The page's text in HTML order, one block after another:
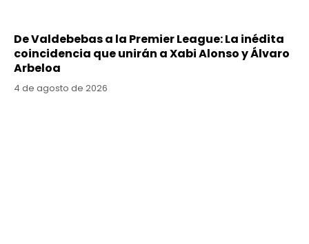
De Valdebebas a la Premier League: La inédita
coincidencia que unirán a Xabi Alonso y Álvaro
Arbeloa
4 de agosto de 2026